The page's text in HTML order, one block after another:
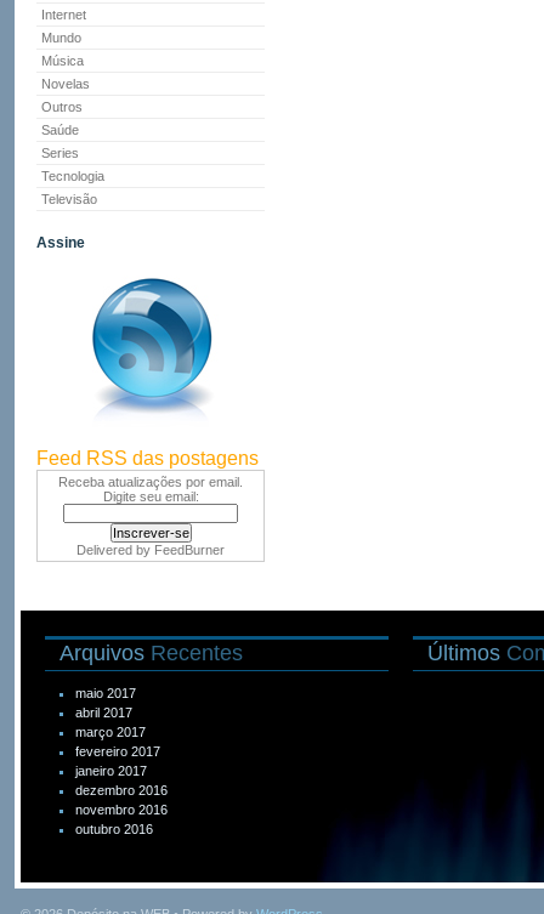
Internet
Mundo
Música
Novelas
Outros
Saúde
Series
Tecnologia
Televisão
Assine
Feed RSS das postagens
Receba atualizações por email.
Digite seu email:
Delivered by FeedBurner
Arquivos Recentes
maio 2017
abril 2017
março 2017
fevereiro 2017
janeiro 2017
dezembro 2016
novembro 2016
outubro 2016
Últimos